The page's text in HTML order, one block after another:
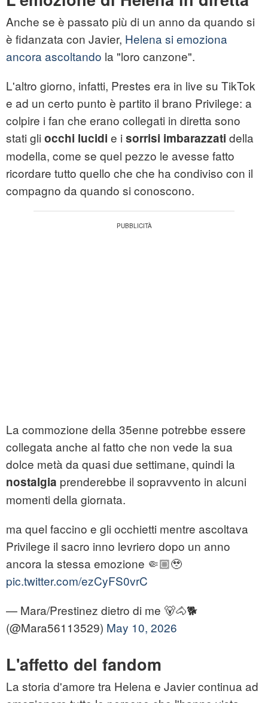
Anche se è passato più di un anno da quando si
è fidanzata con Javier, Helena si emoziona
ancora ascoltando la "loro canzone".
L'altro giorno, infatti, Prestes era in live su TikTok
e ad un certo punto è partito il brano Privilege: a
colpire i fan che erano collegati in diretta sono
stati gli occhi lucidi e i sorrisi imbarazzati della
modella, come se quel pezzo le avesse fatto
ricordare tutto quello che che ha condiviso con il
compagno da quando si conoscono.
La commozione della 35enne potrebbe essere
collegata anche al fatto che non vede la sua
dolce metà da quasi due settimane, quindi la
nostalgia prenderebbe il sopravvento in alcuni
momenti della giornata.
ma quel faccino e gli occhietti mentre ascoltava
Privilege il sacro inno levriero dopo un anno
ancora la stessa emozione 🤏🏼🥹
pic.twitter.com/ezCyFS0vrC
— Mara/Prestinez dietro di me 🐻🐴🐕
(@Mara56113529) May 10, 2026
L'affetto del fandom
La storia d'amore tra Helena e Javier continua ad